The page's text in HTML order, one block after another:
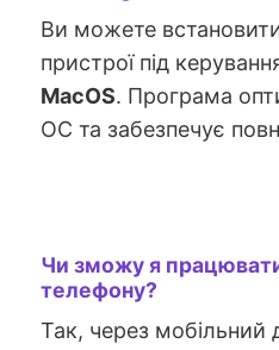
Ви можете
пристрої під
MacOS. Програма
ОС та забезпечує
Чи зможу я
телефону?
Так, через мобільний